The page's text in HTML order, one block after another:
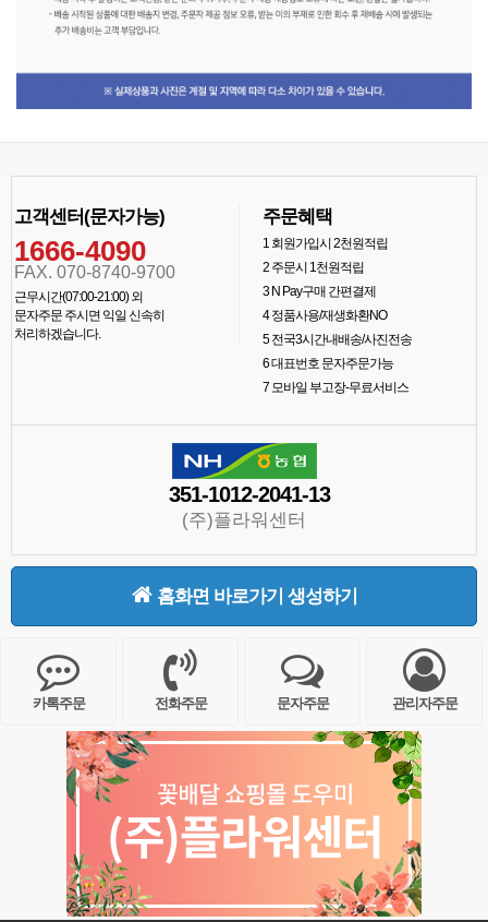
고객센터(문자가능)
1666-4090
FAX. 070-8740-9700
근무시간(07:00-21:00) 외
문자주문 주시면 익일 신속히
처리하겠습니다.
주문혜택
1회원가입시 2천원적립
2주문시 1천원적립
3N Pay구매 간편결제
4정품사용/재생화환NO
5전국3시간내배송/사진전송
6대표번호 문자주문가능
7모바일 부고장-무료서비스
351-1012-2041-13
(주)플라워센터
홈화면 바로가기 생성하기
카톡주문 전화주문 문자주문 관리자주문